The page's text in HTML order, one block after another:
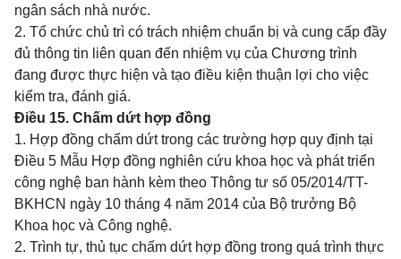
ngân sách nhà nước.
2. Tổ chức chủ trì có trách nhiệm chuẩn bị và cung cấp đầy
đủ thông tin liên quan đến nhiệm vụ của Chương trình
đang được thực hiện và tạo điều kiện thuận lợi cho việc
kiểm tra, đánh giá.
Điều 15. Chấm dứt hợp đồng
1. Hợp đồng chấm dứt trong các trường hợp quy định tại
Điều 5 Mẫu Hợp đồng nghiên cứu khoa học và phát triển
công nghệ ban hành kèm theo Thông tư số 05/2014/TT-
BKHCN ngày 10 tháng 4 năm 2014 của Bộ trưởng Bộ
Khoa học và Công nghệ.
2. Trình tự, thủ tục chấm dứt hợp đồng trong quá trình thực